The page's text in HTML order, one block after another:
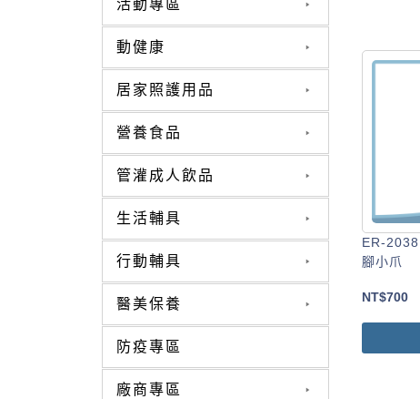
活動專區
動健康
居家照護用品
營養食品
管灌成人飲品
生活輔具
行動輔具
醫美保養
防疫專區
廠商專區
ER-
腳小爪
NT$700